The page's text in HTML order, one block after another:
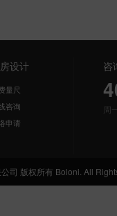
设计
量尺
咨询
申请
咨
周
司 版权所有 Boloni. All